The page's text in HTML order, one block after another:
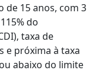
15 anos, com 3
do
taxa de
e próxima à taxa
abaixo do limite